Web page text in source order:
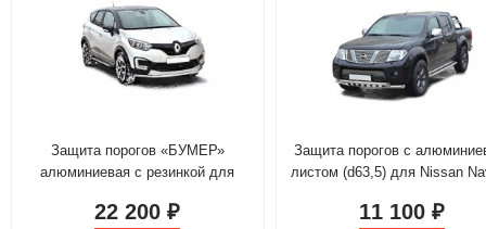
Защита порогов «БУМЕР»
алюминиевая с резинкой для
22 200₽
Защита порогов с
листом (d63,5) для Nissan
11 100 ₽